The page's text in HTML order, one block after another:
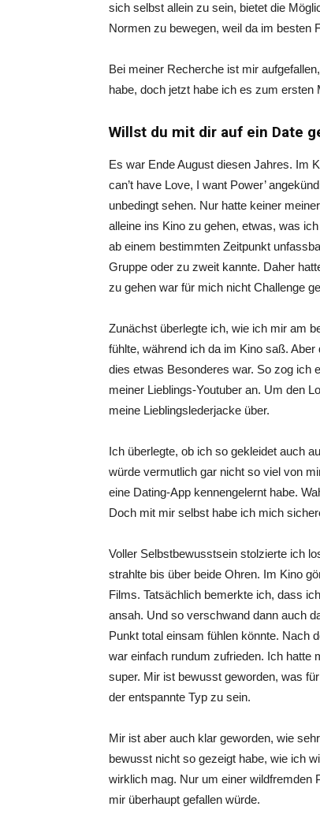
sich selbst allein zu sein, bietet die
Normen zu bewegen, weil da im besten
Bei meiner Recherche ist mir
habe, doch jetzt habe ich es zum ersten
Willst du mit dir auf ein Date
Es war Ende August diesen Jahres. Im
can’t have Love, I want Power’
unbedingt sehen. Nur hatte keiner
alleine ins Kino zu gehen, etwas, was
ab einem bestimmten Zeitpunkt
Gruppe oder zu zweit kannte. Daher
zu gehen war für mich nicht Challenge
Zunächst überlegte ich, wie ich mir am
fühlte, während ich da im Kino saß.
dies etwas Besonderes war. So zog ich
meiner Lieblings-Youtuber an. Um den
meine Lieblingslederjacke über.
Ich überlegte, ob ich so gekleidet auch
würde vermutlich gar nicht so viel von
eine Dating-App kennengelernt habe.
Doch mit mir selbst habe ich mich
Voller Selbstbewusstsein stolzierte ich
strahlte bis über beide Ohren. Im Kino
Films. Tatsächlich bemerkte ich, dass
ansah. Und so verschwand dann auch
Punkt total einsam fühlen könnte. Nach
war einfach rundum zufrieden. Ich hatte
super. Mir ist bewusst geworden, was
der entspannte Typ zu sein.
Mir ist aber auch klar geworden, wie
bewusst nicht so gezeigt habe, wie ich
wirklich mag. Nur um einer wildfremden
mir überhaupt gefallen würde.